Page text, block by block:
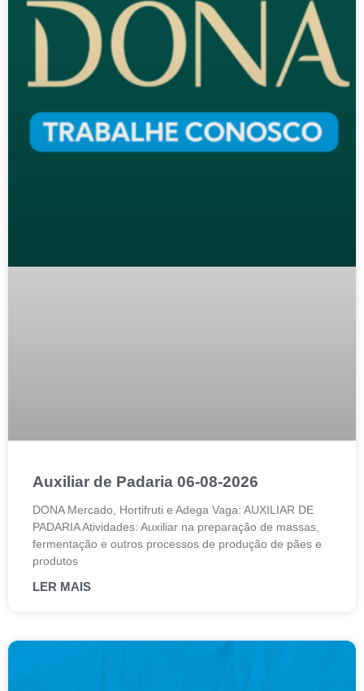
Auxiliar de Padaria 06-08-2026
DONA Mercado, Hortifruti e Adega Vaga: AUXILIAR DE
PADARIA Atividades: Auxiliar na preparação de massas,
fermentação e outros processos de produção de pães e
produtos
LER MAIS